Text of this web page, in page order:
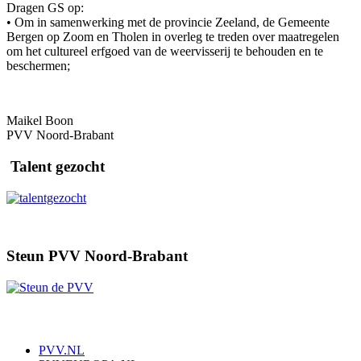
Dragen GS op:
• Om in samenwerking met de provincie Zeeland, de Gemeente
Bergen op Zoom en Tholen in overleg te treden over maatregelen
om het cultureel erfgoed van de weervisserij te behouden en te
beschermen;
Maikel Boon
PVV Noord-Brabant
Talent gezocht
Steun PVV Noord-Brabant
PVV.NL